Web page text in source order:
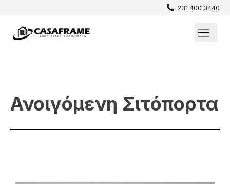
231 400 3440
Κουφώματα
Εσωτερικές Πόρτες
Ανοιγόμενη Σιτόπορτα